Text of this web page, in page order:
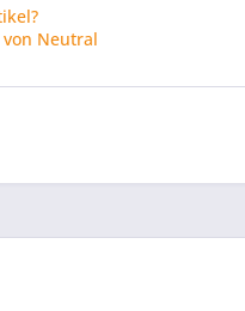
Neutral